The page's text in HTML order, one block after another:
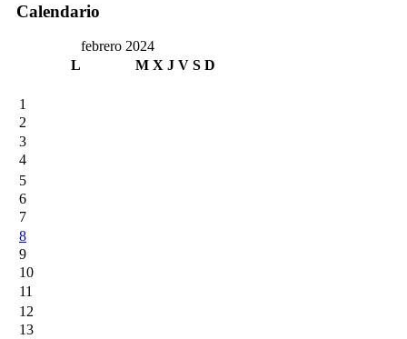
Calendario
febrero 2024
L
M X J V S D
1
2
3
4
5
6
7
8
9
10
11
12
13